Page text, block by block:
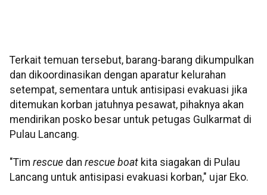
Terkait temuan tersebut, barang-barang dikumpulkan
dan dikoordinasikan dengan aparatur kelurahan
setempat, sementara untuk antisipasi evakuasi jika
ditemukan korban jatuhnya pesawat, pihaknya akan
mendirikan posko besar untuk petugas Gulkarmat di
Pulau Lancang.
"Tim rescue dan rescue boat kita siagakan di Pulau
Lancang untuk antisipasi evakuasi korban," ujar Eko.